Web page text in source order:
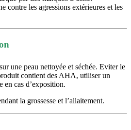
contre les agressions extérieures et les
une peau nettoyée et séchée. Eviter le
contient des AHA, utiliser un
en cas d’exposition.
la grossesse et l’allaitement.